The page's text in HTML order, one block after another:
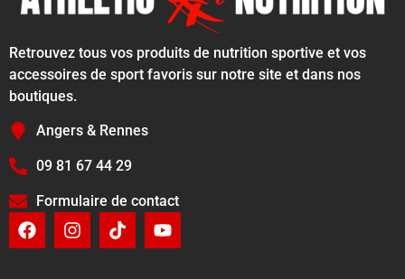
Retrouvez tous vos produits de nutrition sportive et vos
accessoires de sport favoris sur notre site et dans nos
boutiques.
Angers & Rennes
09 81 67 44 29
Formulaire de contact